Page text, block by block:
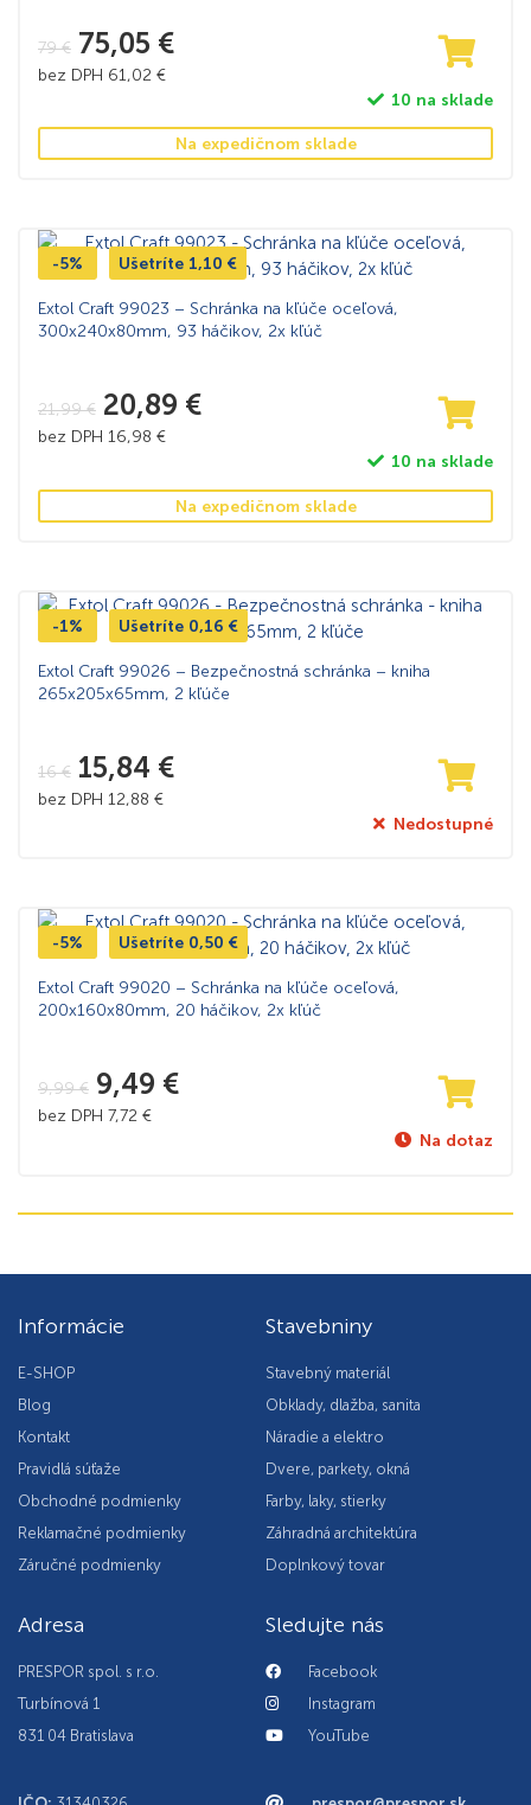
79€ 75,05 €
bez DPH 61,02 €
10 na sklade
Na expedičnom sklade
-5% Ušetríte 1,10 €
Extol Craft 99023 – Schránka na kľúče oceľová,
300x240x80mm, 93 háčikov, 2x kľúč
21,99€ 20,89 €
bez DPH 16,98 €
10 na sklade
Na expedičnom sklade
-1% Ušetríte 0,16 €
Extol Craft 99026 – Bezpečnostná schránka – kniha
265x205x65mm, 2 kľúče
16€ 15,84 €
bez DPH 12,88 €
Nedostupné
-5% Ušetríte 0,50 €
Extol Craft 99020 – Schránka na kľúče oceľová,
200x160x80mm, 20 háčikov, 2x kľúč
9,99€ 9,49 €
bez DPH 7,72 €
Na dotaz
Informácie
E-SHOP
Blog
Kontakt
Pravidlá súťaže
Obchodné podmienky
Reklamačné podmienky
Záručné podmienky
Stavebniny
Stavebný materiál
Obklady, dlažba, sanita
Náradie a elektro
Dvere, parkety, okná
Farby, laky, stierky
Záhradná architektúra
Doplnkový tovar
Adresa
PRESPOR spol. s r.o.
Turbínová 1
831 04 Bratislava
Sledujte nás
Facebook
Instagram
YouTube